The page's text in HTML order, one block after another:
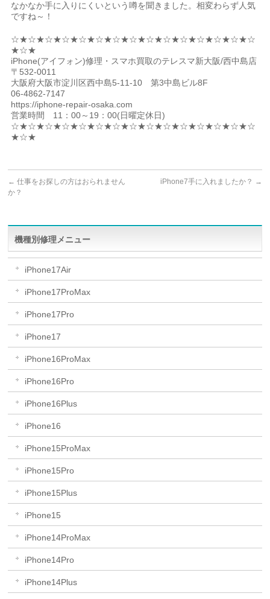
なかなか手に入りにくいという噂を聞きました。相変わらず人気
ですね～！
☆★☆★☆★☆★☆★☆★☆★☆★☆★☆★☆★☆★☆★☆★☆
★☆★
iPhone(アイフォン)修理・スマホ買取のテレスマ新大阪/西中島店
〒532-0011
大阪府大阪市淀川区西中島5-11-10 第3中島ビル8F
06-4862-7147
https://iphone-repair-osaka.com
営業時間 11：00～19：00(日曜定休日)
☆★☆★☆★☆★☆★☆★☆★☆★☆★☆★☆★☆★☆★☆★☆
★☆★
← 仕事をお探しの方はおられません
か？
iPhone7手に入れましたか？ →
機種別修理メニュー
iPhone17Air
iPhone17ProMax
iPhone17Pro
iPhone17
iPhone16ProMax
iPhone16Pro
iPhone16Plus
iPhone16
iPhone15ProMax
iPhone15Pro
iPhone15Plus
iPhone15
iPhone14ProMax
iPhone14Pro
iPhone14Plus